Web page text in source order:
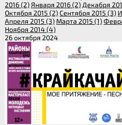
2016 (2) Января 2016 (2) Декабря
Октября 2015 (2)Сентября 2015 (3)
Апреля 2015 (3) Марта 2015 (1)
Ноября 2014 (4)
26 октября 2024